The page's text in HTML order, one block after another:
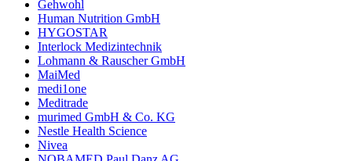
Gehwohl
Human Nutrition GmbH
HYGOSTAR
Interlock Medizintechnik
Lohmann & Rauscher GmbH
MaiMed
medi1one
Meditrade
murimed GmbH & Co. KG
Nestle Health Science
Nivea